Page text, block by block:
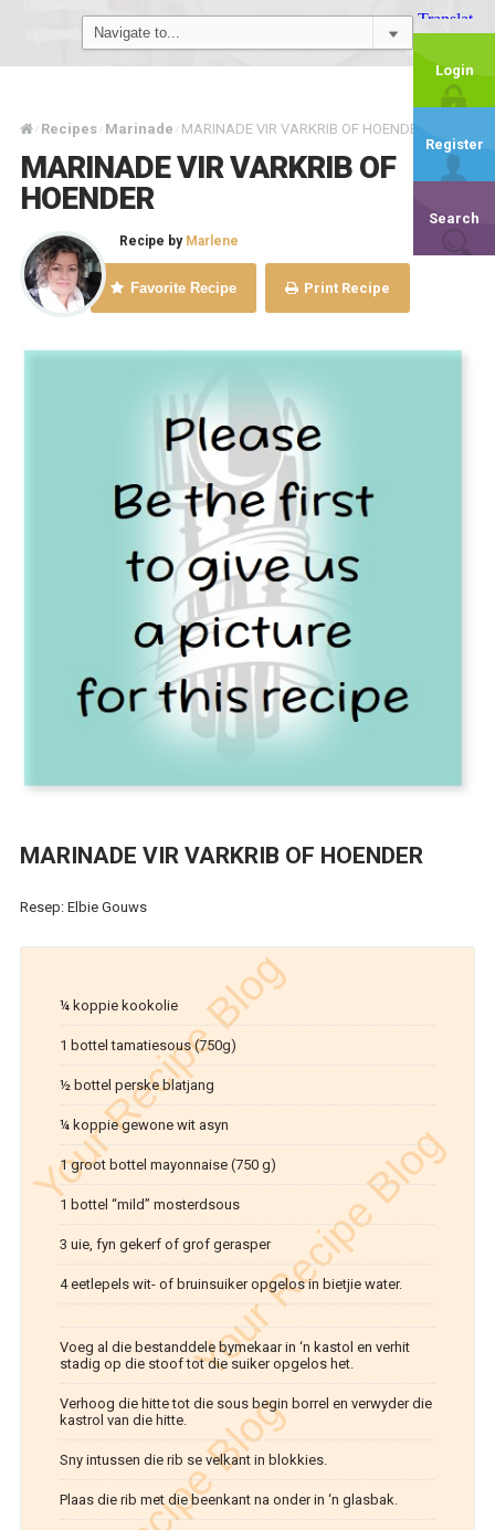
Login
Register
Search
/ Recipes / Marinade / MARINADE VIR VARKRIB OF HOENDER
MARINADE VIR VARKRIB OF
HOENDER
Recipe by Marlene
Favorite Recipe Print Recipe
MARINADE VIR VARKRIB OF HOENDER
Resep: Elbie Gouws
¼ koppie kookolie
1 bottel tamatiesous (750g)
½ bottel perske blatjang
¼ koppie gewone wit asyn
1 groot bottel mayonnaise (750 g)
1 bottel “mild” mosterdsous
3 uie, fyn gekerf of grof gerasper
4 eetlepels wit- of bruinsuiker opgelos in bietjie water.
Voeg al die bestanddele bymekaar in ‘n kastol en verhit
stadig op die stoof tot die suiker opgelos het.
Verhoog die hitte tot die sous begin borrel en verwyder die
kastrol van die hitte.
Sny intussen die rib se velkant in blokkies.
Plaas die rib met die beenkant na onder in ‘n glasbak.